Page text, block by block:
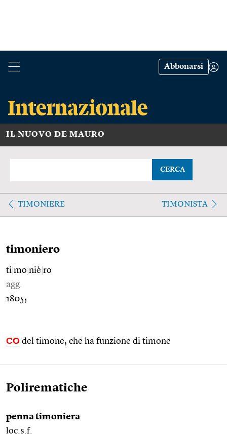
Abbonarsi
IL NUOVO DE MAURO
CERCA
TIMONIERE TIMONISTA
timoniero
ti mo niè ro
agg.
1805;
CO del timone, che ha funzione di timone
Polirematiche
penna timoniera
loc.s.f.